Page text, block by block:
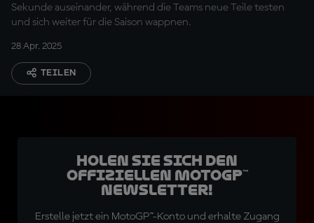
Sekunde auseinander, während die Teams neue Teile testen
und sich weiter für die Saison wappnen.
28 Apr. 2025
TEILEN
Holen Sie sich den
offiziellen MotoGP™
Newsletter!
Erstelle jetzt ein MotoGP™-Konto und erhalte Zugang